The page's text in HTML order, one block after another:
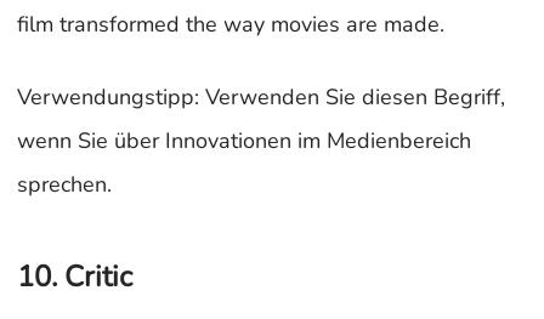
film transformed the way movies are made.
Verwendungstipp: Verwenden Sie diesen Begriff,
wenn Sie über Innovationen im Medienbereich
sprechen.
10. Critic